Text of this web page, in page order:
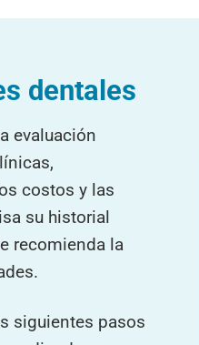
dentales
evaluación
costos y las
su historial
recomienda la
siguientes pasos